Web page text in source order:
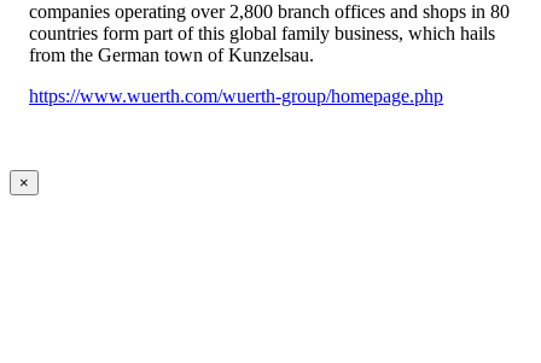
companies operating over 2,800 branch offices and shops in 80
countries form part of this global family business, which hails
from the German town of Kunzelsau.
https://www.wuerth.com/wuerth-group/homepage.php
×